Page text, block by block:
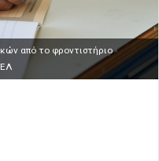
από το φροντιστήριο